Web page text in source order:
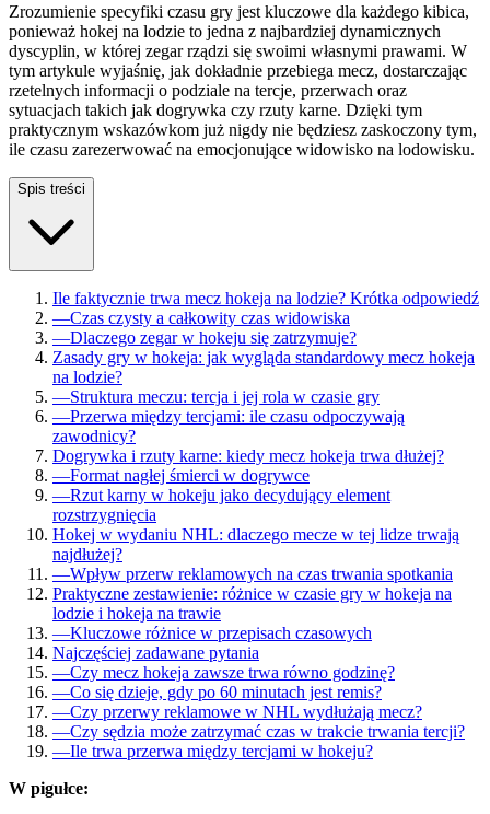
Zrozumienie specyfiki czasu gry jest kluczowe dla każdego kibica,
ponieważ hokej na lodzie to jedna z najbardziej dynamicznych
dyscyplin, w której zegar rządzi się swoimi własnymi prawami. W
tym artykule wyjaśnię, jak dokładnie przebiega mecz, dostarczając
rzetelnych informacji o podziale na tercje, przerwach oraz
sytuacjach takich jak dogrywka czy rzuty karne. Dzięki tym
praktycznym wskazówkom już nigdy nie będziesz zaskoczony tym,
ile czasu zarezerwować na emocjonujące widowisko na lodowisku.
Spis treści
Ile faktycznie trwa mecz hokeja na lodzie? Krótka odpowiedź
—Czas czysty a całkowity czas widowiska
—Dlaczego zegar w hokeju się zatrzymuje?
Zasady gry w hokeja: jak wygląda standardowy mecz hokeja
na lodzie?
—Struktura meczu: tercja i jej rola w czasie gry
—Przerwa między tercjami: ile czasu odpoczywają
zawodnicy?
Dogrywka i rzuty karne: kiedy mecz hokeja trwa dłużej?
—Format nagłej śmierci w dogrywce
—Rzut karny w hokeju jako decydujący element
rozstrzygnięcia
Hokej w wydaniu NHL: dlaczego mecze w tej lidze trwają
najdłużej?
—Wpływ przerw reklamowych na czas trwania spotkania
Praktyczne zestawienie: różnice w czasie gry w hokeja na
lodzie i hokeja na trawie
—Kluczowe różnice w przepisach czasowych
Najczęściej zadawane pytania
—Czy mecz hokeja zawsze trwa równo godzinę?
—Co się dzieje, gdy po 60 minutach jest remis?
—Czy przerwy reklamowe w NHL wydłużają mecz?
—Czy sędzia może zatrzymać czas w trakcie trwania tercji?
—Ile trwa przerwa między tercjami w hokeju?
W pigułce: